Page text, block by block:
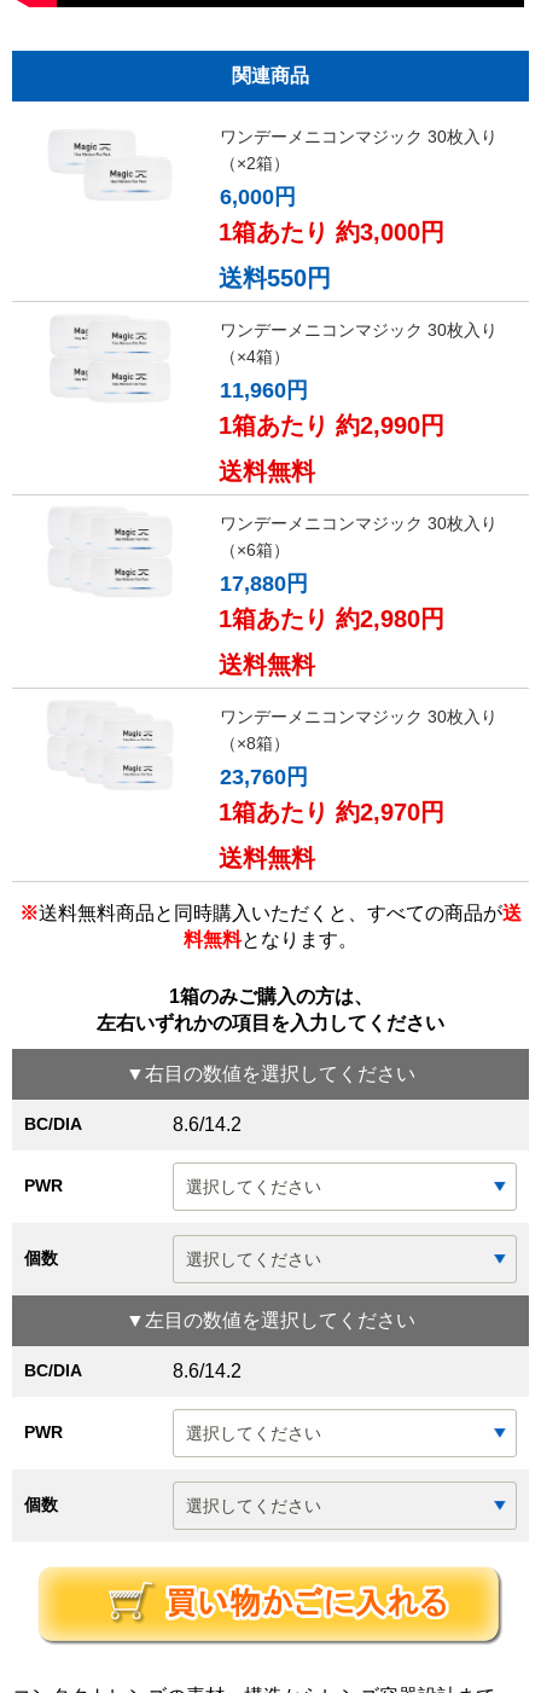
関連商品
ワンデーメニコンマジック 30枚入り
（×2箱）
6,000円
1箱あたり 約3,000円
送料550円
ワンデーメニコンマジック 30枚入り
（×4箱）
11,960円
1箱あたり 約2,990円
送料無料
ワンデーメニコンマジック 30枚入り
（×6箱）
17,880円
1箱あたり 約2,980円
送料無料
ワンデーメニコンマジック 30枚入り
（×8箱）
23,760円
1箱あたり 約2,970円
送料無料
※送料無料商品と同時購入いただくと、すべての商品が送
料無料となります。
1箱のみご購入の方は、
左右いずれかの項目を入力してください
▼右目 の数値を選択してください
BC/DIA 8.6/14.2
PWR
個数
▼ 左目 の数値を選択してください
BC/DIA 8.6/14.2
PWR
個数